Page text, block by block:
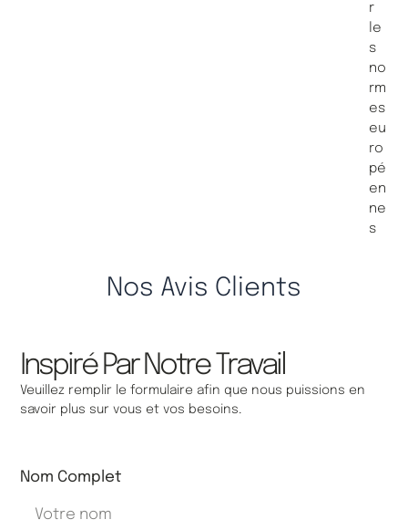
r
le
s
no
rm
es
eu
ro
pé
en
ne
s
Nos Avis Clients
Inspiré Par Notre Travail
Veuillez remplir le formulaire afin que nous puissions en
savoir plus sur vous et vos besoins.
Nom Complet